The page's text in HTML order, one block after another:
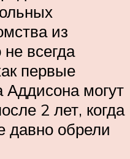
из
всегда
первые
Аддисона могут
2 лет, когда
давно обрели